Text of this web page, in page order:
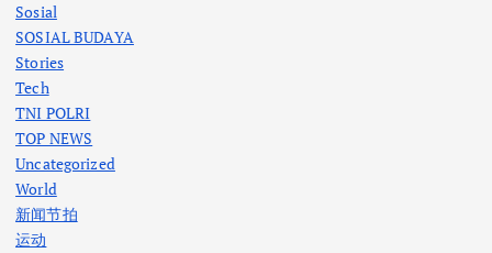
Sosial
SOSIAL BUDAYA
Stories
Tech
TNI POLRI
TOP NEWS
Uncategorized
World
新闻节拍
运动